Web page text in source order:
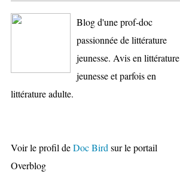
Blog d'une prof-doc
passionnée de littérature
jeunesse. Avis en littérature
jeunesse et parfois en
littérature adulte.
Voir le profil deDoc Bird sur le portail
Overblog